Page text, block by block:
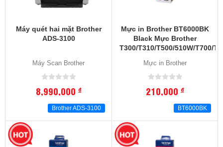
Máy quét hai mặt Brother
ADS-3100
Máy Scan Brother
8,990,000đ
Brother ADS-3100
Mực in Brother BT6000BK
Black Mực Brother
T300/T310/T500/510W/T700/
Mực in Brother
210,000đ
BT6000BK